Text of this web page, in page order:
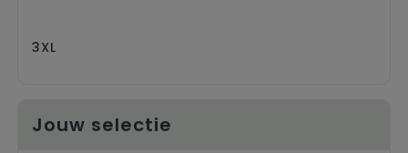
3XL
Jouw selectie